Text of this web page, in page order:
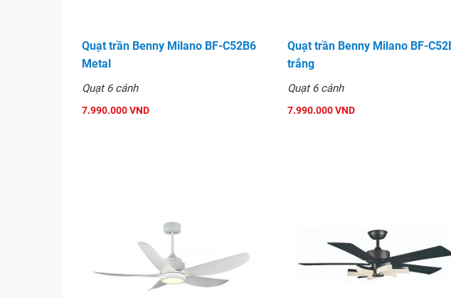
Quạt trần Benny Milano BF-C52B6
Metal
Quạt 6 cánh
7.990.000 VND
Quạt trần Benny Milano BF-
trắng
Quạt 6 cánh
7.990.000 VND